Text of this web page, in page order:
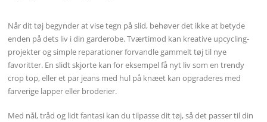
Når dit tøj begynder at vise tegn på slid, behøver det ikke at betyde
enden på dets liv i din garderobe. Tværtimod kan kreative upcycling-
projekter og simple reparationer forvandle gammelt tøj til nye
favoritter. En slidt skjorte kan for eksempel få nyt liv som en trendy
crop top, eller et par jeans med hul på knæet kan opgraderes med
farverige lapper eller broderier.
Med nål, tråd og lidt fantasi kan du tilpasse dit tøj, så det passer til din